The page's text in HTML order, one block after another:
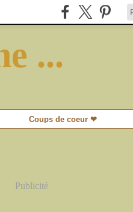
...
Coups de coeur ❤
Publicité